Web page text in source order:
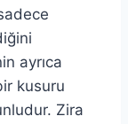
ayrıca
kusuru
Zira